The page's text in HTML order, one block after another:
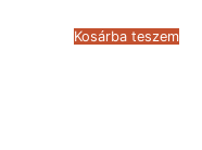
166.802 Ft.
Kosárba teszem